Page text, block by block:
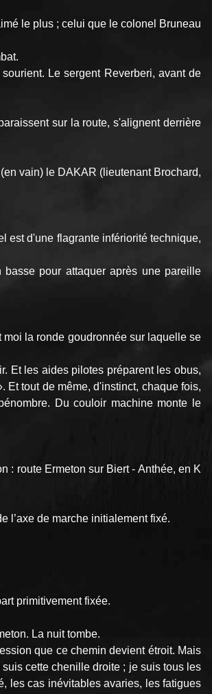
le plus ; celui que le colonel Bruneau
Le sergent Reverberi, avant de
sur la route, s'alignent derrière
vain) le DAKAR (lieutenant Brochard,
est d'une flagrante infériorité technique,
pour attaquer après une pareille
la ronde goudronnée sur laquelle se
Et les aides pilotes préparent les obus,
Et tout de même, d'instinct, chaque fois,
Du couloir machine monte le
: route Ermeton sur Biert - Anthée, en K
l’axe de marche initialement fixé.
primitivement fixée.
La nuit tombe.
que ce chemin devient étroit. Mais
cette chenille droite ; je suis tous les
les cas inévitables avaries, les fatigues